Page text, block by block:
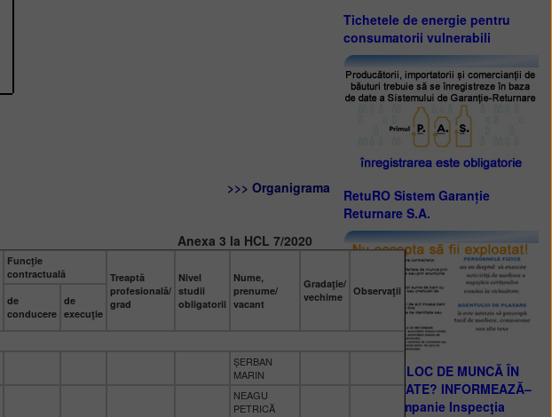
>>> Organigrama
Anexa 3 la HCL 7/2020
Funcţie
contractuală
Treaptă
profesională/
grad
Nivel
studii
obligatorii
Nume,
prenume/
vacant
Gradaţie/
vechime
Observaţii
de
conducere
de
execuţie
ȘERBAN
MARIN
NEAGU
PETRICĂ
Tichetele de energie pentru
consumatorii vulnerabili
RetuRO Sistem Garanție
Returnare S.A.
CAUȚI UN LOC DE MUNCĂ ÎN
STRĂINĂTATE? INFORMEAZĂ–
TE! - o campanie Inspecţia